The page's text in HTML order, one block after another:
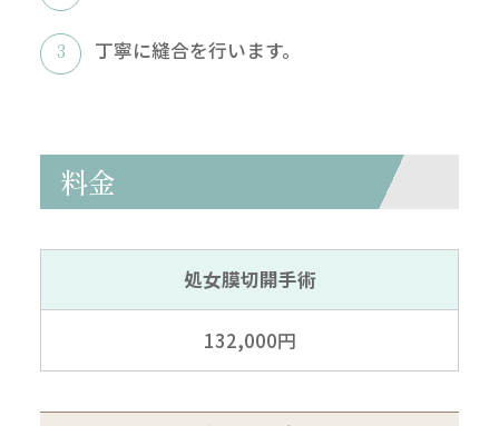
丁寧に縫合を行います。
料金
処女膜切開手術
132,000円